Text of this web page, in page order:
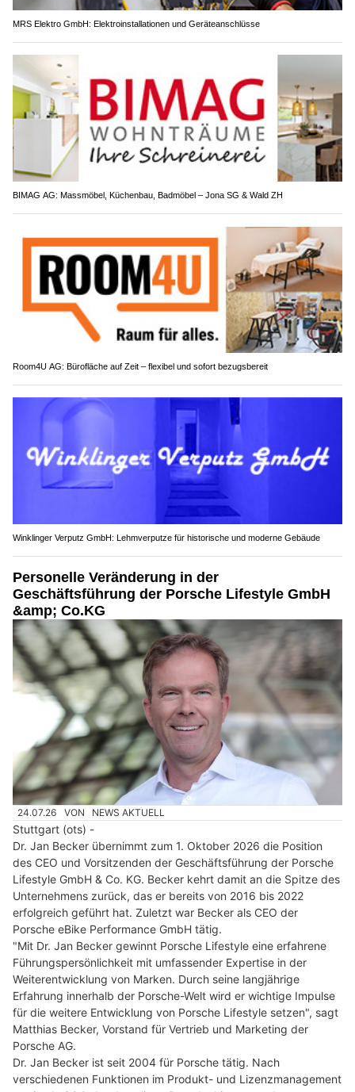
MRS Elektro GmbH: Elektroinstallationen und Geräteanschlüsse
BIMAG AG: Massmöbel, Küchenbau, Badmöbel – Jona SG & Wald ZH
Room4U AG: Bürofläche auf Zeit – flexibel und sofort bezugsbereit
Winklinger Verputz GmbH: Lehmverputze für historische und moderne Gebäude
Personelle Veränderung in der
Geschäftsführung der Porsche Lifestyle GmbH
&amp; Co.KG
24.07.26 VON NEWS AKTUELL
Stuttgart (ots) -
Dr. Jan Becker übernimmt zum 1. Oktober 2026 die Position
des CEO und Vorsitzenden der Geschäftsführung der Porsche
Lifestyle GmbH & Co. KG. Becker kehrt damit an die Spitze des
Unternehmens zurück, das er bereits von 2016 bis 2022
erfolgreich geführt hat. Zuletzt war Becker als CEO der
Porsche eBike Performance GmbH tätig.
"Mit Dr. Jan Becker gewinnt Porsche Lifestyle eine erfahrene
Führungspersönlichkeit mit umfassender Expertise in der
Weiterentwicklung von Marken. Durch seine langjährige
Erfahrung innerhalb der Porsche-Welt wird er wichtige Impulse
für die weitere Entwicklung von Porsche Lifestyle setzen", sagt
Matthias Becker, Vorstand für Vertrieb und Marketing der
Porsche AG.
Dr. Jan Becker ist seit 2004 für Porsche tätig. Nach
verschiedenen Funktionen im Produkt- und Lizenzmanagement